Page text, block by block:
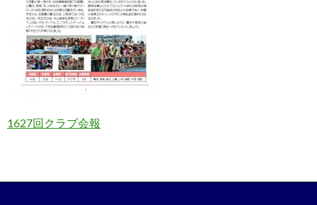
1627回クラブ会報